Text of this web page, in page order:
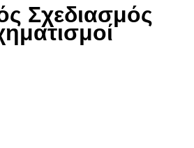
Σχεδιασμός